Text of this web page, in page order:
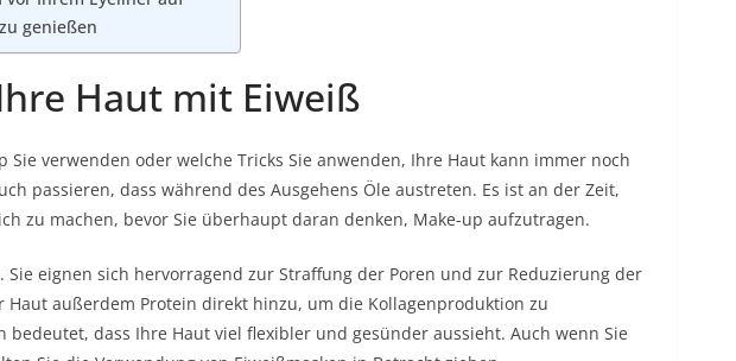
genießen
Haut mit Eiweiß
Sie verwenden oder welche Tricks Sie anwenden, Ihre Haut kann immer noch
passieren, dass während des Ausgehens Öle austreten. Es ist an der Zeit,
zu machen, bevor Sie überhaupt daran denken, Make-up aufzutragen.
Sie eignen sich hervorragend zur Straffung der Poren und zur Reduzierung der
Haut außerdem Protein direkt hinzu, um die Kollagenproduktion zu
bedeutet, dass Ihre Haut viel flexibler und gesünder aussieht. Auch wenn Sie